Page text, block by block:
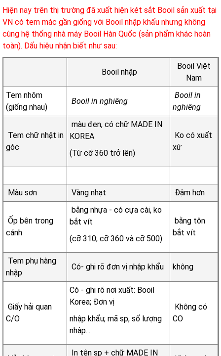
Hiện nay trên thị trường đã xuất hiện két sắt Booil sản xuất tại
VN có tem mác gần giống với Booil nhập khẩu nhưng không
cùng hệ thống nhà máy Booil Hàn Quốc (sản phẩm khác hoàn
toàn). Dấu hiệu nhận biết như sau:
Booil nhập
Booil Việt
Nam
Tem nhôm
(giống nhau)
Booil in nghiêng
Booil in
nghiêng
Tem chữ nhật in
góc
màu đen, có chữ MADE IN
KOREA
(Từ cỡ 360 trở lên)
Ko có xuất
xứ
Màu sơn Vàng nhạt Đậm hơn
Ốp bên trong
cánh
bằng nhựa - có cựa cài, ko
bắt vít
(cỡ 310; cỡ 360 và cỡ 500)
bằng tôn
bắt vít
Tem phụ hàng
nhập
Có- ghi rõ đơn vị nhập khẩu không
Giấy hải quan
C/O
Có - ghi rõ nơi xuất: Booil
Korea; Đơn vị
nhập khẩu; mã sp, số lượng
nhập...
Không có
CO
In tên sp + chữ MADE IN